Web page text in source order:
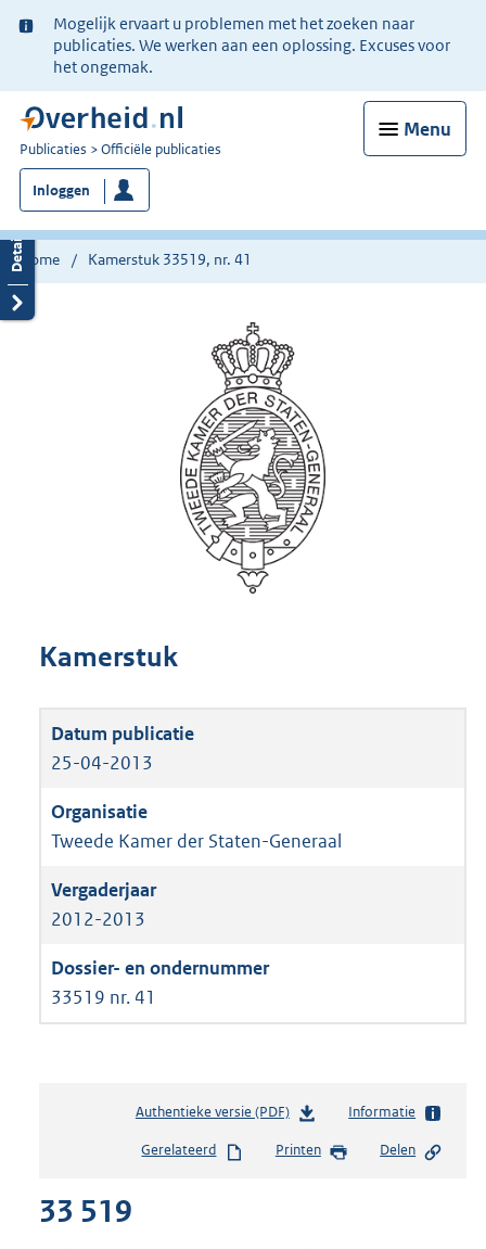
Ter
informatie:
Mogelijk ervaart u problemen met het zoeken naar
publicaties. We werken aan een oplossing. Excuses voor
het ongemak.
Menu
U
bent
nu
hier:
Publicaties Officiële publicaties
Inloggen
Home Kamerstuk 33519, nr. 41
Kamerstuk
25-04-2013
Tweede Kamer der Staten-Generaal
2012-2013
33519 nr. 41
Authentieke versie (PDF)b
s
Informatie
Gerelateerd Printen Delen
33 519